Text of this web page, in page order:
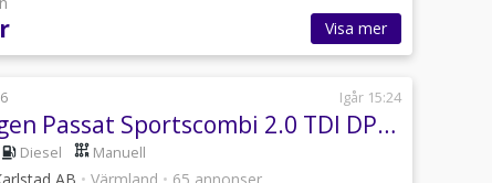
Visa mer
Igår 15:24
Volkswagen Passat Sportscombi 2.0 TDI DPF BMT Base Euro 6
Diesel Manuell
AB • Värmland • 65 annonser